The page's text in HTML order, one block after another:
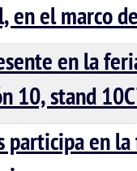
en el marco
en la
10, stand
participa en